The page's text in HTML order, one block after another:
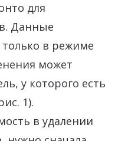
для
Данные
в режиме
может
у которого есть
1).
в удалении